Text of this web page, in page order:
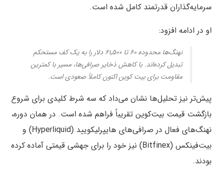
سرمایه‌گذاران قدرتمند کامل شده است.
او در ادامه افزود:
نهنگ‌ها محدوده ۶۰ تا ۶۱٬۵۰۰ دلار را به یک کف مستحکم
تبدیل کرده‌اند. با کاهش ذخایر صرافی‌ها، مسیر با کمترین
مقاومت برای بیت کوین اکنون کاملاً صعودی است.
پیش‌تر نیز تحلیل‌ها نشان می‌داد که سه شرط کلیدی برای شروع
بازگشت قیمت بیت‌کوین تقریباً فراهم شده است. در همان دوره،
نهنگ‌های فعال در صرافی‌های هایپرلیکویید (Hyperliquid) و
بیت‌فینکس (Bitfinex) نیز خود را برای جهشی قیمتی آماده کرده
بودند.